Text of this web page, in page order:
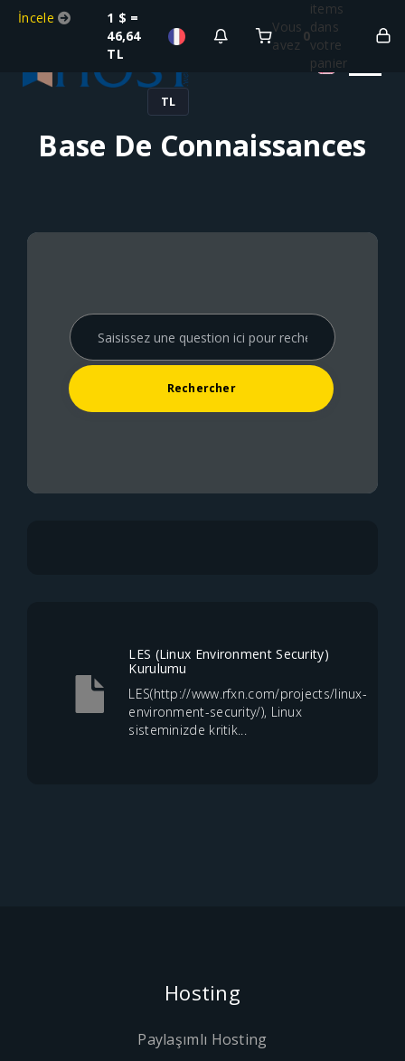
İncele
1 $ =
46,64
TL
Vous
avez
0
items
dans
votre
panier
TL
Base De Connaissances
LES (Linux Environment Security)
Kurulumu
LES(http://www.rfxn.com/projects/linux-
environment-security/), Linux
sisteminizde kritik...
Hosting
Paylaşımlı Hosting